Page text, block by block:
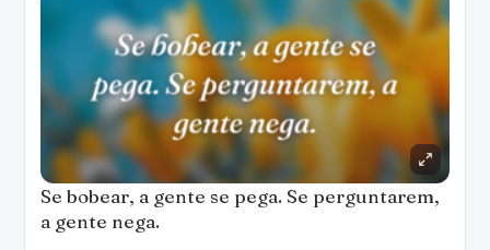
Se bobear, a gente se pega. Se perguntarem,
a gente nega.